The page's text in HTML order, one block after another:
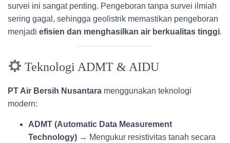
survei ini sangat penting. Pengeboran tanpa survei ilmiah
sering gagal, sehingga geolistrik memastikan pengeboran
menjadi efisien dan menghasilkan air berkualitas tinggi.
Teknologi ADMT & AIDU
PT Air Bersih Nusantara menggunakan teknologi
modern:
ADMT (Automatic Data Measurement
Technology) → Mengukur resistivitas tanah secara